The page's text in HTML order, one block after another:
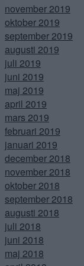
november 2019
oktober 2019
september 2019
augusti 2019
juli 2019
juni 2019
maj 2019
april 2019
mars 2019
februari 2019
januari 2019
december 2018
november 2018
oktober 2018
september 2018
augusti 2018
juli 2018
juni 2018
maj 2018